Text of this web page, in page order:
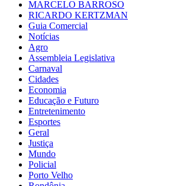
MARCELO BARROSO
RICARDO KERTZMAN
Guia Comercial
Notícias
Agro
Assembleia Legislativa
Carnaval
Cidades
Economia
Educação e Futuro
Entretenimento
Esportes
Geral
Justiça
Mundo
Policial
Porto Velho